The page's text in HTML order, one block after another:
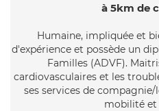
à 5km de
Humaine, impliquée et
d'expérience et possède un
Familles (ADVF).
cardiovasculaires et les
ses services de
mobilité et